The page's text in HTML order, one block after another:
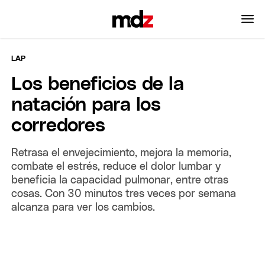
LAP
Los beneficios de la
natación para los
corredores
Retrasa el envejecimiento, mejora la memoria,
combate el estrés, reduce el dolor lumbar y
beneficia la capacidad pulmonar, entre otras
cosas. Con 30 minutos tres veces por semana
alcanza para ver los cambios.